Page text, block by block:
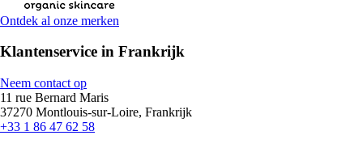
Ontdek al onze merken
Klantenservice in Frankrijk
Neem contact op
11 rue Bernard Maris
37270 Montlouis-sur-Loire, Frankrijk
+33 1 86 47 62 58